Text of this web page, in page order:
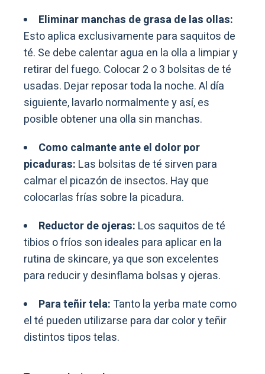
Eliminar manchas de grasa de las ollas:
Esto aplica exclusivamente para saquitos de
té. Se debe calentar agua en la olla a limpiar y
retirar del fuego. Colocar 2 o 3 bolsitas de té
usadas. Dejar reposar toda la noche. Al día
siguiente, lavarlo normalmente y así, es
posible obtener una olla sin manchas.
Como calmante ante el dolor por
picaduras: Las bolsitas de té sirven para
calmar el picazón de insectos. Hay que
colocarlas frías sobre la picadura.
Reductor de ojeras: Los saquitos de té
tibios o fríos son ideales para aplicar en la
rutina de skincare, ya que son excelentes
para reducir y desinflama bolsas y ojeras.
Para teñir tela: Tanto la yerba mate como
el té pueden utilizarse para dar color y teñir
distintos tipos telas.